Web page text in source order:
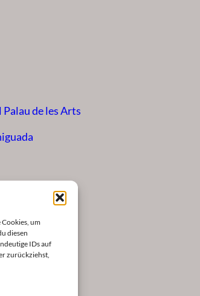
um
diesen
IDs auf
zurückziehst,
de les Arts